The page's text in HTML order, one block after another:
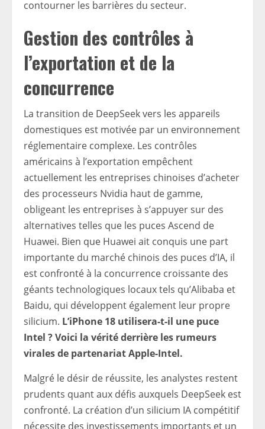
contourner les barrières du secteur.
Gestion des contrôles à
l’exportation et de la
concurrence
La transition de DeepSeek vers les appareils
domestiques est motivée par un environnement
réglementaire complexe. Les contrôles
américains à l’exportation empêchent
actuellement les entreprises chinoises d’acheter
des processeurs Nvidia haut de gamme,
obligeant les entreprises à s’appuyer sur des
alternatives telles que les puces Ascend de
Huawei. Bien que Huawei ait conquis une part
importante du marché chinois des puces d’IA, il
est confronté à la concurrence croissante des
géants technologiques locaux tels qu’Alibaba et
Baidu, qui développent également leur propre
silicium. L’iPhone 18 utilisera-t-il une puce
Intel ? Voici la vérité derrière les rumeurs
virales de partenariat Apple-Intel.
Malgré le désir de réussite, les analystes restent
prudents quant aux défis auxquels DeepSeek est
confronté. La création d’un silicium IA compétitif
nécessite des investissements importants et un